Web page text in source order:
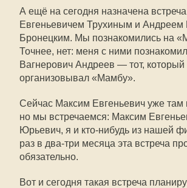
А ещё на сегодня назначена
Евгеньевичем Трухиным и
Бронецким. Мы познакомились на
Точнее, нет: меня с ними
Вагнерович Андреев — тот, который
организовывал «Мамбу».
Сейчас Максим Евгеньевич уже там
но мы встречаемся: Максим
Юрьевич, я и кто-нибудь из нашей
раз в два-три месяца эта встреча
обязательно.
Вот и сегодня такая встреча